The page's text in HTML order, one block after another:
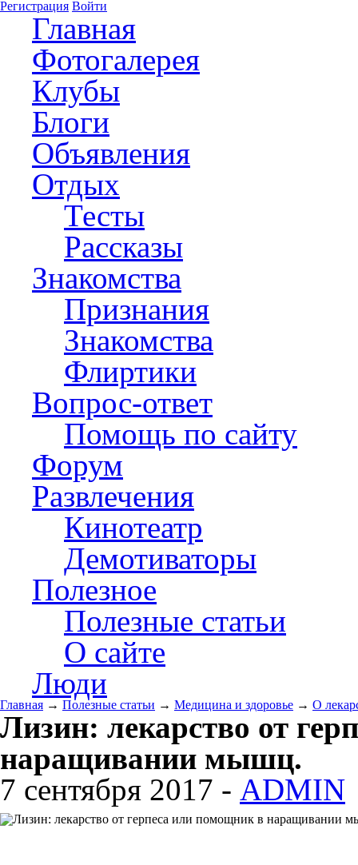
Регистрация Войти
Главная
Фотогалерея
Клубы
Блоги
Объявления
Отдых
Тесты
Рассказы
Знакомства
Признания
Знакомства
Флиртики
Вопрос-ответ
Помощь по сайту
Форум
Развлечения
Кинотеатр
Демотиваторы
Полезное
Полезные статьи
О сайте
Люди
Главная → Полезные статьи → Медицина и здоровье → О
Лизин: лекарство от
наращивании мышц.
7 сентября 2017 - ADMIN